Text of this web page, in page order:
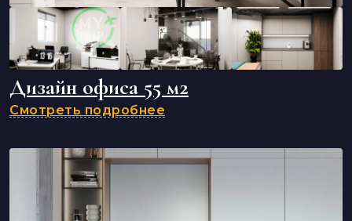
Дизайн офиса 55 м2
Смотреть подробнее